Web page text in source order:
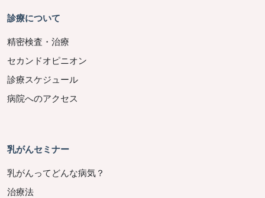
診療について
精密検査・治療
セカンドオピニオン
診療スケジュール
病院へのアクセス
乳がんセミナー
乳がんってどんな病気？
治療法